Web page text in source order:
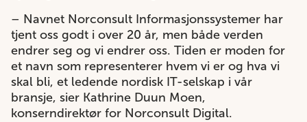
– Navnet Norconsult Informasjonssystemer har
tjent oss godt i over 20 år, men både verden
endrer seg og vi endrer oss. Tiden er moden for
et navn som representerer hvem vi er og hva vi
skal bli, et ledende nordisk IT-selskap i vår
bransje, sier Kathrine Duun Moen,
konserndirektør for Norconsult Digital.